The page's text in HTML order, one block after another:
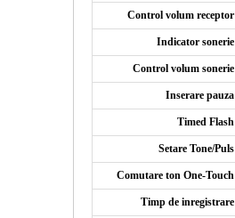
Control volum receptor
Indicator sonerie
Control volum sonerie
Inserare pauza
Timed Flash
Setare Tone/Puls
Comutare ton One-Touch
Timp de inregistrare